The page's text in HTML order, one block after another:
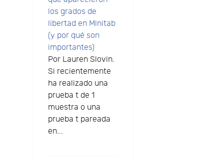
los grados de
libertad en Minitab
(y por qué son
importantes)
Por Lauren Slovin.
Si recientemente
ha realizado una
prueba t de 1
muestra o una
prueba t pareada
en...